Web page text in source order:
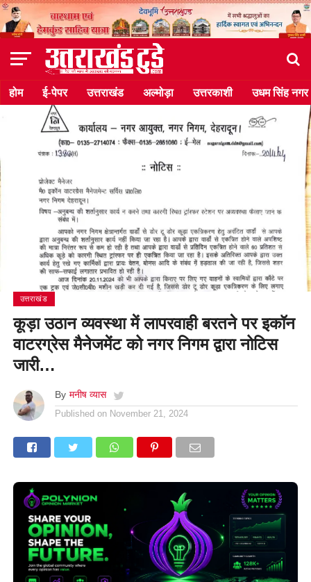
होम ई-पेपर उत्तराखंड अल्मोड़ा उत्तरकाशी उधम सिंह नगर
उत्तराखंड
कूड़ा उठान व्यवस्था में लापरवाही बरतने पर इकॉन
वाटरग्रेस मैनेजमेंट को नगर निगम द्वारा नोटिस
जारी…
By मनीष व्यास
Published on November 21, 2024